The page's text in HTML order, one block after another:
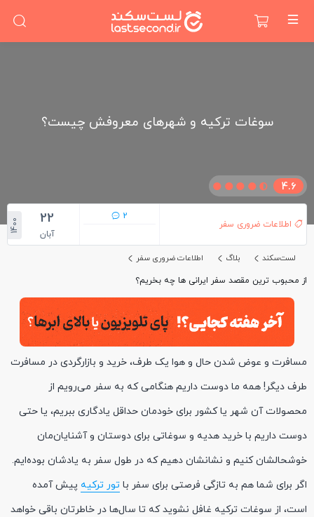
سوغات ترکیه و شهرهای معروفش چیست؟
4.6
اطلاعات ضروری سفر
2
22
آبان
1400
لست‌سکند بلاگ
اطلاعات ضروری سفر
از محبوب ترین مقصد سفر ایرانی ها چه بخریم؟
مسافرت و عوض شدن حال و هوا یک طرف، خرید و بازارگردی در مسافرت
طرف دیگر! همه ما دوست داریم هنگامی که به سفر می‌رویم از
محصولات آن شهر یا کشور برای خودمان حداقل یادگاری ببریم، یا حتی
دوست داریم با خرید هدیه و سوغاتی برای دوستان و آشنایان‌مان
خوشحالشان کنیم و نشانشان دهیم که در طول سفر به یادشان بوده‌ایم.
اگر برای شما هم به تازگی فرصتی برای سفر با تور ترکیه پیش‌ آمده
است، از سوغات ترکیه غافل نشوید که تا سال‌ها در خاطرتان باقی خواهد